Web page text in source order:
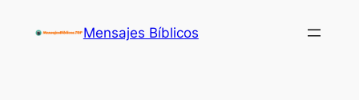
Mensajes Bíblicos